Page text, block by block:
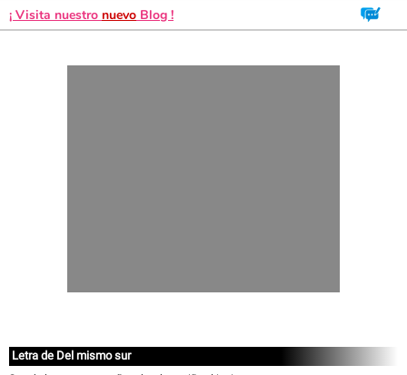
¡ Visita nuestro nuevo Blog !
Letra de Del mismo sur